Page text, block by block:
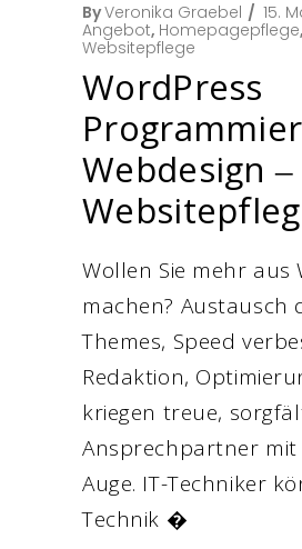
ByVeronika Graebel
15.
Angebot, Homepagepflege,
Websitepflege
WordPress
Webdesign ‒
Wollen Sie mehr aus
machen? Austausch
Themes, Speed
Redaktion,
kriegen treue,
Ansprechpartner mit
Auge. IT-Techniker
Technik �